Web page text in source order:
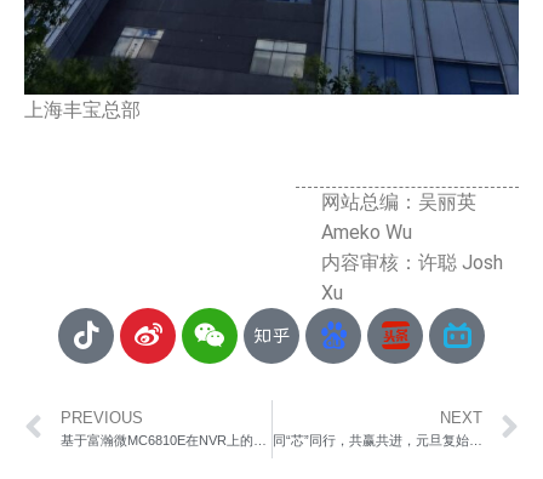
上海丰宝总部
网站总编：吴丽英
Ameko Wu
内容审核：许聪 Josh
Xu
PREVIOUS NEXT
同“芯”同行，共赢共进，元旦复始，向新而行